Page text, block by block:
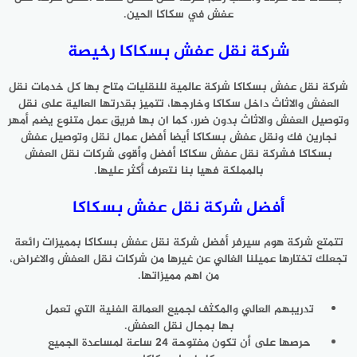
عفش في سكاكا الحين.
شركة نقل عفش بسكاكا رخيصة
شركة نقل عفش بسكاكا شركة عالمية للنقليات متاح بها كل خدمات نقل
العفش والاثاث داخل سكاكا وخارجها، تتميز بقدرتها العالية على نقل
وتوصيل العفش والاثاث بدون ضرر، كما ان بها فريق عمل متنوع يضم أمهر
نجارين فك ونقل عفش بسكاكا أيضا أفضل عمال نقل وتوصيل عفش
بسكاكا فشركة نقل عفش سكاكا أفضل وأقوى شركات نقل العفش
بالمملكة فهيا بنا نتعرف أكثر عليها.
أفضل شركة نقل عفش بسكاكا
تتمتع شركة هوم سيرفر أفضل شركة نقل عفش بسكاكا بمميزات رائعة
تجعلك تختارها عميلنا الغالي عن غيرها من شركات نقل العفش والاغراض،
من اهم مميزاتها.
تدريبهم العالي والمكثف لجميع العمالة الفنية التي تعمل
بها بمجال نقل العفش.
حرصها على أن تكون مفتوحة 24 ساعة لمساعدة الجميع